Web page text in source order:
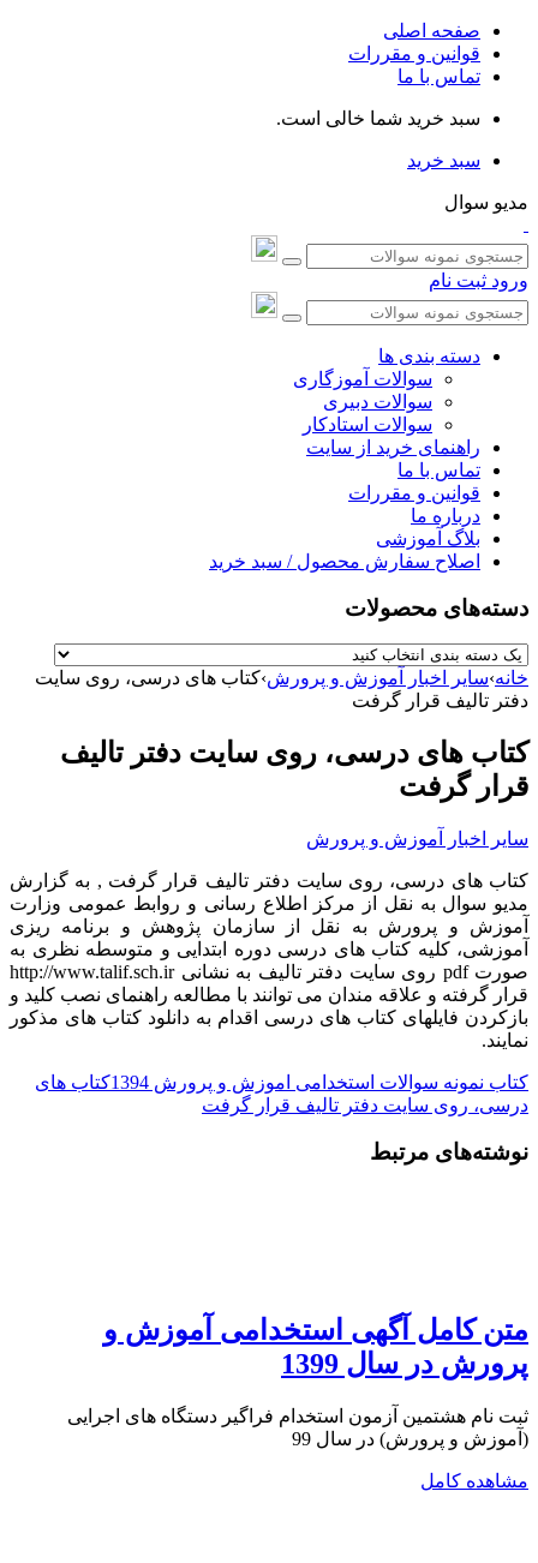
صفحه اصلی
قوانین و مقررات
تماس با ما
سبد خرید شما خالی است.
سبد خرید
مدیو سوال
ورود ثبت نام
دسته بندی ها
سوالات آموزگاری
سوالات دبیری
سوالات استادکار
راهنمای خرید از سایت
تماس با ما
قوانین و مقررات
درباره ما
بلاگ آموزشی
اصلاح سفارش محصول / سبد خرید
دسته‌های محصولات
خانه›سایر اخبار آموزش و پرورش›کتاب های درسی، روی سایت
دفتر تالیف قرار گرفت
کتاب های درسی، روی سایت دفتر تالیف
قرار گرفت
سایر اخبار آموزش و پرورش
کتاب های درسی، روی سایت دفتر تالیف قرار گرفت , به گزارش
مدیو سوال به نقل از مرکز اطلاع رسانی و روابط عمومی وزارت
آموزش و پرورش به نقل از سازمان پژوهش و برنامه ریزی
آموزشی، کلیه کتاب های درسی دوره ابتدایی و متوسطه نظری به
صورت pdf روی سایت دفتر تالیف به نشانی http://www.talif.sch.ir
قرار گرفته و علاقه مندان می توانند با مطالعه راهنمای نصب کلید و
بازکردن فایلهای کتاب های درسی اقدام به دانلود کتاب های مذکور
نمایند.
کتاب نمونه سوالات استخدامی اموزش و پرورش 1394
کتاب های
درسی، روی سایت دفتر تالیف قرار گرفت
نوشته‌های مرتبط
متن کامل آگهی استخدامی آموزش و
پرورش در سال 1399
ثبت نام هشتمین آزمون استخدام فراگیر دستگاه های اجرایی
(آموزش و پرورش) در سال 99
مشاهده کامل